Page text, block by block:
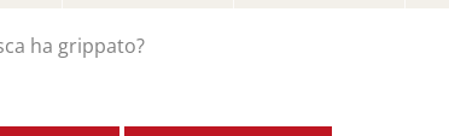
ha grippato?